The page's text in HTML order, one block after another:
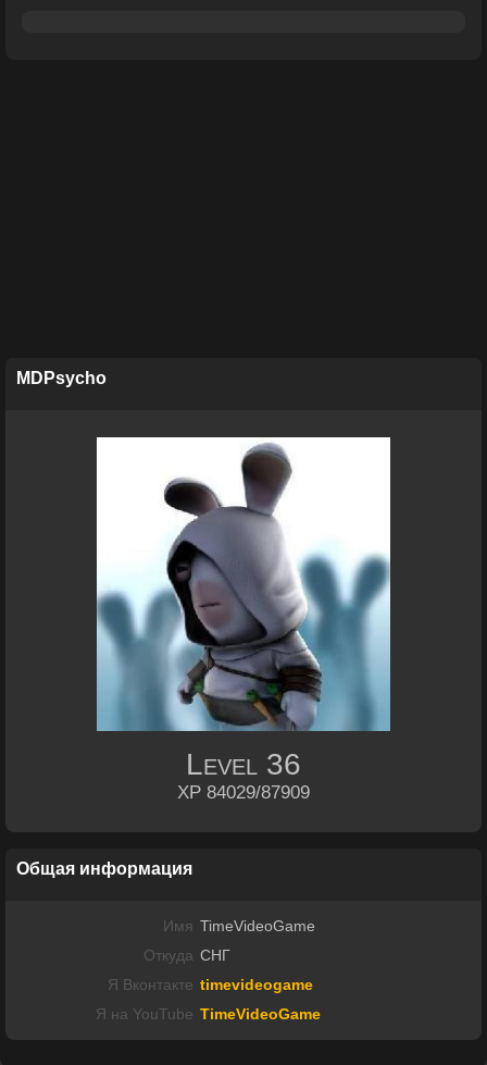
MDPsycho
Level 36
XP 84029/87909
Общая информация
Имя TimeVideoGame
Откуда СНГ
Я Вконтакте timevideogame
Я на YouTube TimeVideoGame